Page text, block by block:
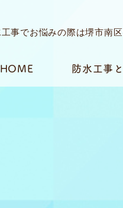
HOME 防水工事